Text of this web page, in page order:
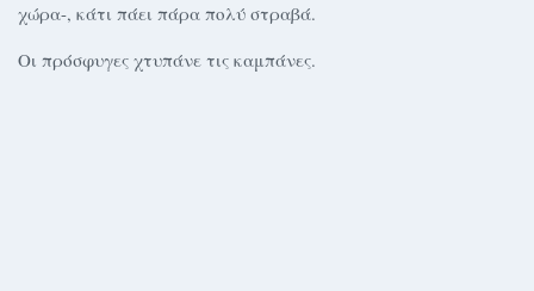
χώρα-, κάτι πάει πάρα πολύ στραβά.
Οι πρόσφυγες χτυπάνε τις καμπάνες.